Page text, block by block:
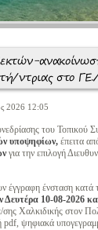
ντριας στο
2026 12:05
του Τοπικού
υποψηφίων, έπειτα
για την επιλογή
ένσταση κατά
Δευτέρα 10-08-2026
Χαλκιδικής στον
pdf, ψηφιακά